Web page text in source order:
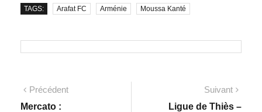
TAGS: Arafat FC Arménie Moussa Kanté
Précédent
Mercato :
Suivant
Ligue de Thiès –